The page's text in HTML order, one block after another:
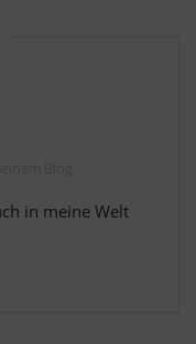
in meine Welt